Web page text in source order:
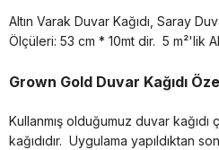
Altın Varak Duvar Kağıdı, Saray
Ölçüleri: 53 cm * 10mt dir. 5 m²'lik
Grown Gold Duvar Kağıdı
Kullanmış olduğumuz duvar kağıdı
kağıdıdır. Uygulama yapıldıktan